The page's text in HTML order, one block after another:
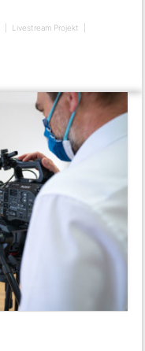
Livestream Projekt